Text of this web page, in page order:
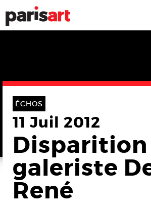
ÉCHOS
11 Juil 2012
Disparition
galeriste
René